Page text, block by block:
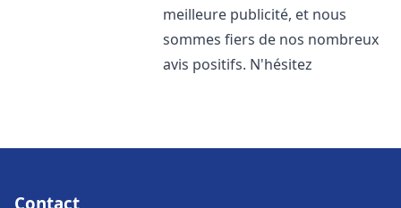
meilleure publicité, et nous
sommes fiers de nos nombreux
avis positifs. N'hésitez
Contact